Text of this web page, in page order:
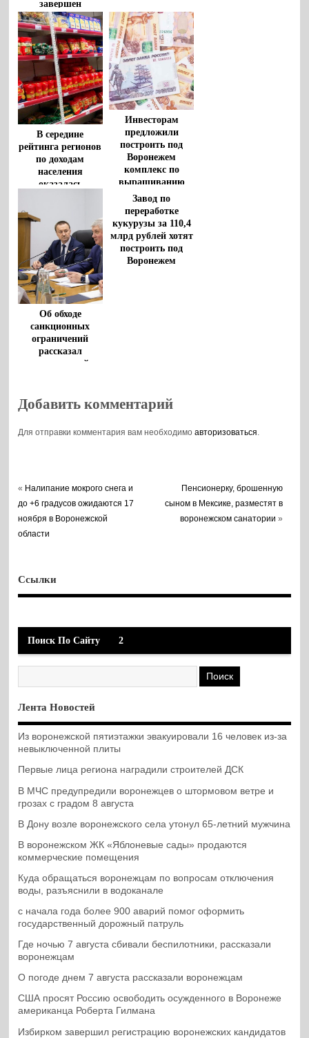
завершен
В середине
рейтинга регионов
по доходам
населения
оказалась
Инвесторам
предложили
построить под
Воронежем
комплекс по
выращиванию
индейки
Об обходе
санкционных
ограничений
рассказал
воронежский
Завод по
переработке
кукурузы за 110,4
млрд рублей хотят
построить под
Воронежем
Добавить комментарий
Для отправки комментария вам необходимоавторизоваться.
« Налипание мокрого снега и
до +6 градусов ожидаются 17
ноября в Воронежской
области
Пенсионерку, брошенную
сыном в Мексике, разместят в
воронежском санатории »
Ссылки
Поиск По Сайту 2
Лента Новостей
Из воронежской пятиэтажки эвакуировали 16 человек из-за
невыключенной плиты
Первые лица региона наградили строителей ДСК
В МЧС предупредили воронежцев о штормовом ветре и
грозах с градом 8 августа
В Дону возле воронежского села утонул 65-летний мужчина
В воронежском ЖК «Яблоневые сады» продаются
коммерческие помещения
Куда обращаться воронежцам по вопросам отключения
воды, разъяснили в водоканале
с начала года более 900 аварий помог оформить
государственный дорожный патруль
Где ночью 7 августа сбивали беспилотники, рассказали
воронежцам
О погоде днем 7 августа рассказали воронежцам
США просят Россию освободить осужденного в Воронеже
американца Роберта Гилмана
Избирком завершил регистрацию воронежских кандидатов